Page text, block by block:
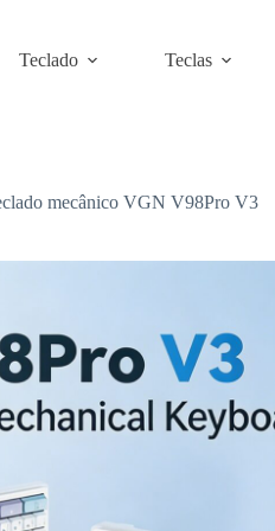
Teclado Teclas
mecânico VGN V98Pro V3